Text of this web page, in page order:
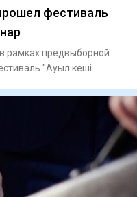
фестиваль
рамках предвыборной
"Ауыл кеші